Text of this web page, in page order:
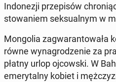
In­do­ne­zji prze­pi­sów
sto­wa­niem sek­su­al­nym w
Mon­go­lia za­gwa­ran­to­wa­ła
równe wy­na­gro­dze­nie za
płatny urlop oj­cow­ski. W
eme­ry­tal­ny kobiet i